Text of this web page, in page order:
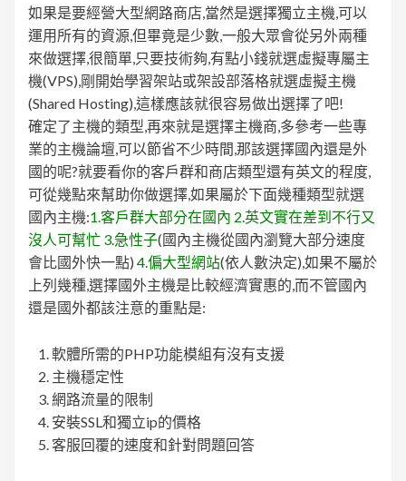
如果是要經營大型網路商店,當然是選擇獨立主機,可以
運用所有的資源,但畢竟是少數,一般大眾會從另外兩種
來做選擇,很簡單,只要技術夠,有點小錢就選虛擬專屬主
機(VPS),剛開始學習架站或架設部落格就選虛擬主機
(Shared Hosting),這樣應該就很容易做出選擇了吧!
確定了主機的類型,再來就是選擇主機商,多參考一些專
業的主機論壇,可以節省不少時間,那該選擇國內還是外
國的呢?就要看你的客戶群和商店類型還有英文的程度,
可從幾點來幫助你做選擇,如果屬於下面幾種類型就選
國內主機:1.客戶群大部分在國內 2.英文實在差到不行又
沒人可幫忙 3.急性子(國內主機從國內瀏覽大部分速度
會比國外快一點) 4.偏大型網站(依人數決定),如果不屬於
上列幾種,選擇國外主機是比較經濟實惠的,而不管國內
還是國外都該注意的重點是:
軟體所需的PHP功能模組有沒有支援
主機穩定性
網路流量的限制
安裝SSL和獨立ip的價格
客服回覆的速度和針對問題回答